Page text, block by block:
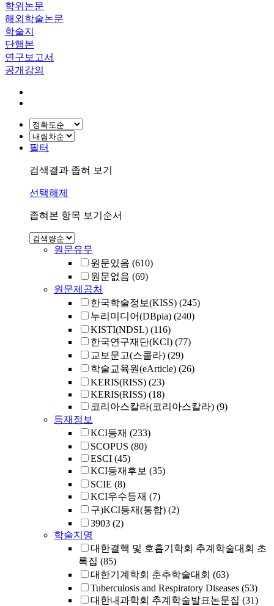
학위논문
해외학술논문
학술지
단행본
연구보고서
공개강의
필터
검색결과 좁혀 보기
선택해제
좁혀본 항목 보기순서
원문유무
원문있음 (610)
원문없음 (69)
원문제공처
한국학술정보(KISS) (245)
누리미디어(DBpia) (240)
KISTI(NDSL) (116)
한국연구재단(KCI) (77)
교보문고(스콜라) (29)
학술교육원(eArticle) (26)
KERIS(RISS) (23)
KERIS(RISS) (18)
코리아스칼라(코리아스칼라) (9)
등재정보
KCI등재 (233)
SCOPUS (80)
ESCI (45)
KCI등재후보 (35)
SCIE (8)
KCI우수등재 (7)
구)KCI등재(통합) (2)
3903 (2)
학술지명
대한결핵 및 호흡기학회 추계학술대회 초
록집 (85)
대한기계학회 춘추학술대회 (63)
Tuberculosis and Respiratory Diseases (53)
대한내과학회 추계학술발표논문집 (31)